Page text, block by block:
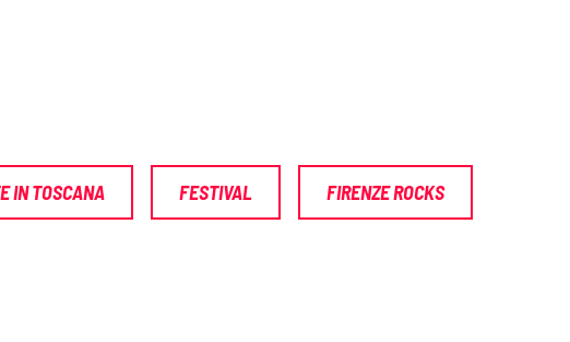
IN TOSCANA FESTIVAL FIRENZE ROCKS